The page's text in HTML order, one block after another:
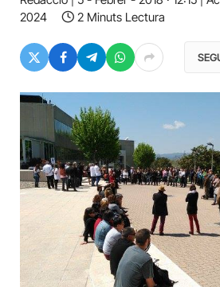
2024
2 Minuts Lectura